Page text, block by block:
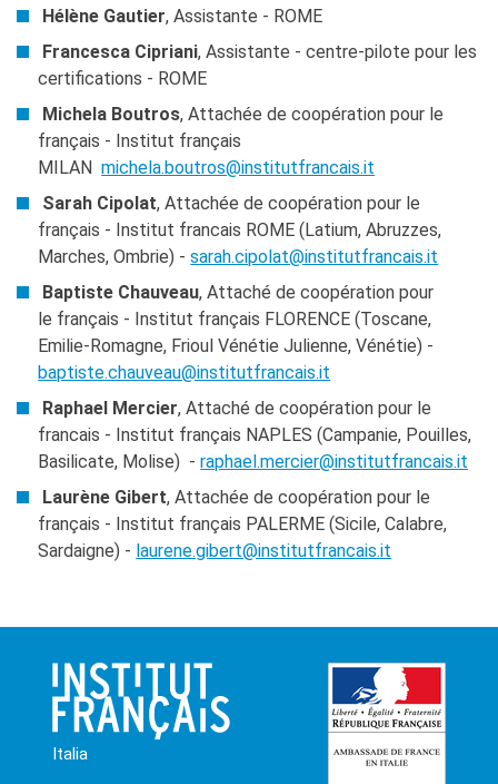
Hélène Gautier, Assistante - ROME
Francesca Cipriani, Assistante - centre-pilote pour les
certifications - ROME
Michela Boutros, Attachée de coopération pour le
français - Institut français
MILANmichela.boutros@institutfrancais.it
Sarah Cipolat, Attachée de coopération pour le
français - Institut francais ROME (Latium, Abruzzes,
Marches, Ombrie) -sarah.cipolat@institutfrancais.it
Baptiste Chauveau, Attaché de coopération pour
le français - Institut français FLORENCE (Toscane,
Emilie-Romagne, Frioul Vénétie Julienne, Vénétie) -
baptiste.chauveau@institutfrancais.it
Raphael Mercier, Attaché de coopération pour le
francais - Institut français NAPLES (Campanie, Pouilles,
Basilicate, Molise) -raphael.mercier@institutfrancais.it
Laurène Gibert, Attachée de coopération pour le
français - Institut français PALERME (Sicile, Calabre,
Sardaigne) - laurene.gibert@institutfrancais.it
Italia